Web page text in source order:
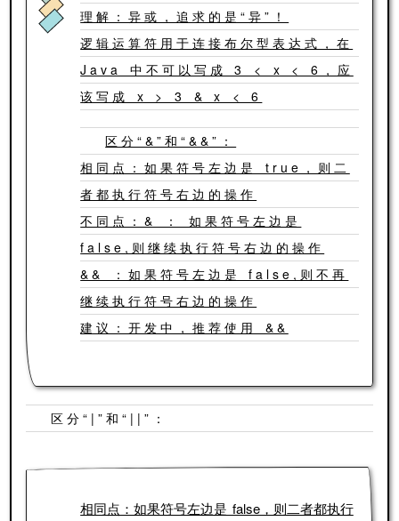
理解：异或，追求的是“异”！
逻辑运算符用于连接布尔型表达式，在
Java 中不可以写成 3 < x < 6，应
该写成 x > 3 & x < 6
区分“&”和“&&”：
相同点：如果符号左边是 true，则二
者都执行符号右边的操作
不同点：& ： 如果符号左边是
false,则继续执行符号右边的操作
&& ：如果符号左边是 false,则不再
继续执行符号右边的操作
建议：开发中，推荐使用 &&
区分“|”和“||”：
相同点：如果符号左边是 false，则二者都执行